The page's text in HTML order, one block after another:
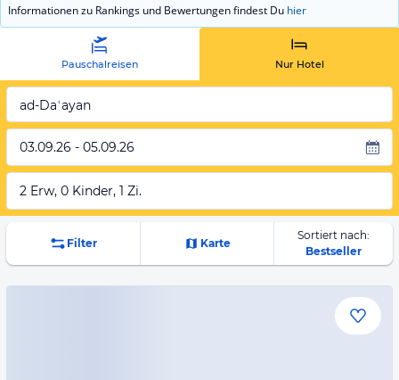
Informationen zu Rankings und Bewertungen findest Du hier
Pauschalreisen Nur Hotel
ad-Daʿayan
03.09.26 - 05.09.26
2 Erw, 0 Kinder, 1 Zi.
Filter Karte
Sortiert nach:
Bestseller